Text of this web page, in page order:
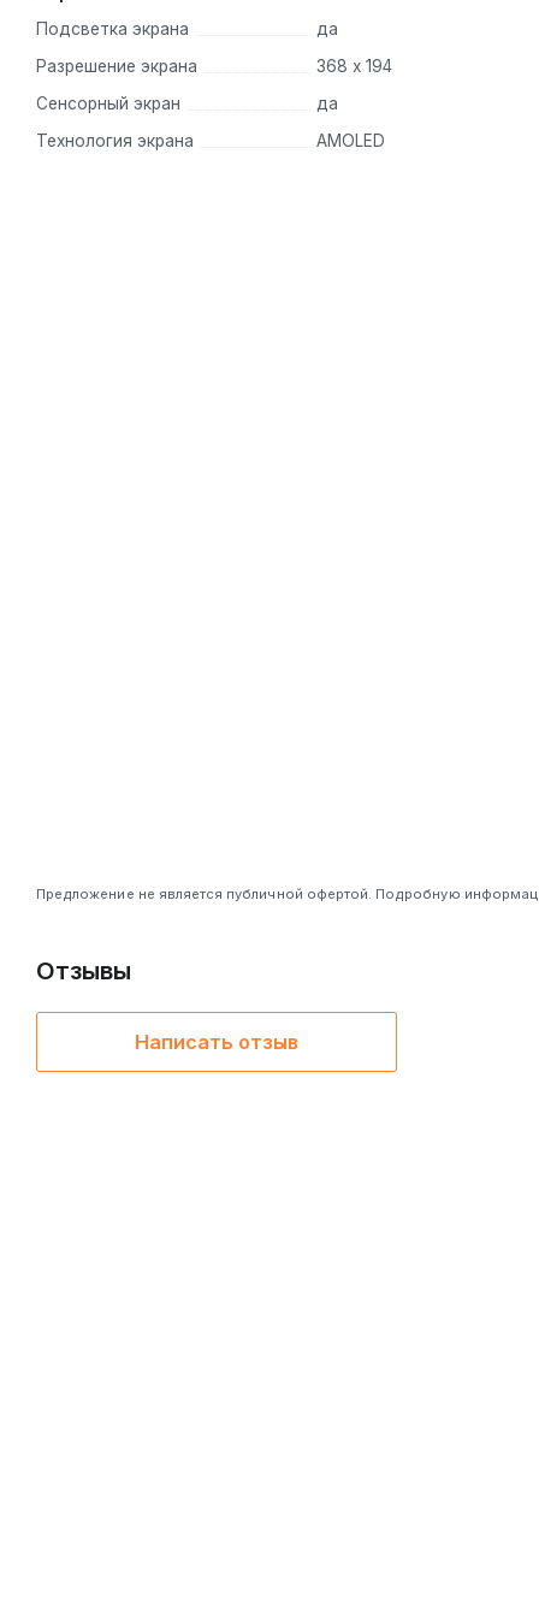
Fitbit Charge 4:
Высококачественный фитнес-трекер с
Умные часы Huawei Band 8 — это надежный спутник
помощью вы сможете следить за своими
Подсветка экрана
да
Разрешение экрана
368 х 194
Сенсорный экран
да
Технология экрана
AMOLED
Предложение не является публичной офертой. Подробную
Отзывы
Написать отзыв